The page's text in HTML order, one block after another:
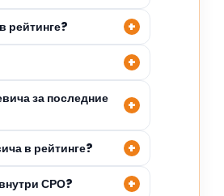
рейтинге?
за последние
в рейтинге?
СРО?